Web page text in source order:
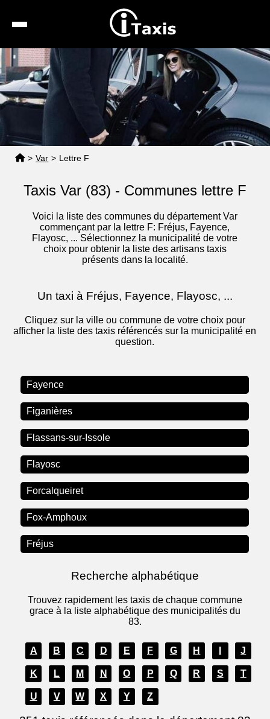
Recherche
Calcul de tarif
Taxis conventionnés
Espace pro
> Var > Lettre F
Taxis Var (83) - Communes lettre F
Voici la liste des communes du département Var
commençant par la lettre F: Fréjus, Fayence,
Flayosc, ... Sélectionnez la municipalité de votre
choix pour obtenir la liste des artisans taxis
présents dans la localité.
Un taxi à Fréjus, Fayence, Flayosc, ...
Cliquez sur la ville ou commune de votre choix pour
afficher la liste des taxis référencés sur la municipalité en
question.
Fayence
Figanières
Flassans-sur-Issole
Flayosc
Forcalqueiret
Fox-Amphoux
Fréjus
Recherche alphabétique
Trouvez rapidement les taxis de chaque commune
grace à la liste alphabétique des municipalités du
83.
A B C D E F G H J
K L M N O P Q R S T
U V W X Y Z